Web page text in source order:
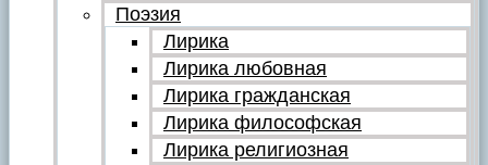
Поэзия
Лирика
Лирика любовная
Лирика гражданская
Лирика философская
Лирика религиозная